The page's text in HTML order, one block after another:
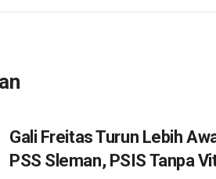
Gali Freitas Turun Lebih
PSS Sleman, PSIS Tanpa